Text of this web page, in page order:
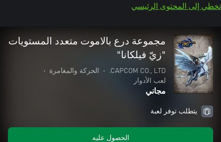
تخطي إلى المحتوى الرئيسي
مجموعة درع بالاموت متعدد المستويات
"زيّ فيلكانا"
CAPCOM CO., LTD.
• الحركة والمغامرة
•
لعب الأدوار
مجاني
يتطلب توفر لعبة
الحصول عليه